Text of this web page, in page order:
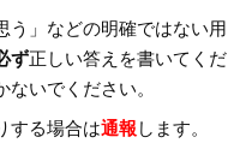
う」などの明確ではない用
ず正しい答えを書いてくだ
いでください。
する場合は通報 します。